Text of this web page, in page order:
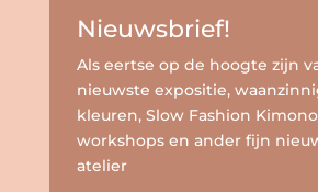
Nieuwsbrief!
Als eertse op de hoogte zijn
nieuwste expositie,
kleuren, Slow Fashion
workshops en ander fijn
atelier